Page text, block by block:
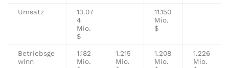
Umsatz
13.07
4
Mio.
$
11.150
Mio.
$
Betriebsge
winn
1.182
Mio.
1.215
Mio.
1.208
Mio.
1.226
Mio.